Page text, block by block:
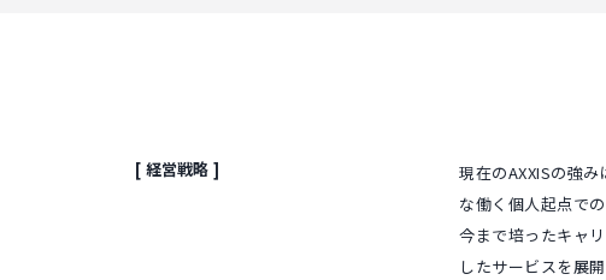
[ 経営戦略 ]
現在のAXXISの強
な働く個人起点での
今まで培ったキャ
したサービスを展